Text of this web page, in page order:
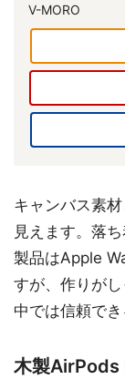
V-MORO
キャンバス素
見えます。落
製品はApple
すが、作りが
中では信頼でき
木製AirPods